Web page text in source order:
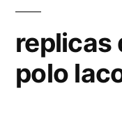
replicas
polo